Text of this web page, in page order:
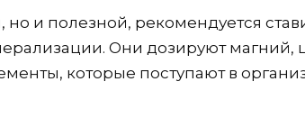
но и полезной, рекомендуется
Они дозируют магний,
которые поступают в